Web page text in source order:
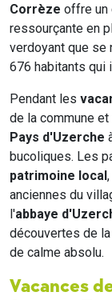
Corrèze offre un
ressourçante en
verdoyant que se
676 habitants qui
Pendant les
de la commune et
Pays d'Uzerche
bucoliques. Les
patrimoine local
anciennes du
l'abbaye
découvertes de
de calme absolu.
Vacances